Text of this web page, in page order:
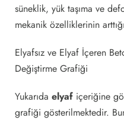
süneklik, yük taşıma ve
mekanik özelliklerinin
Elyafsız ve Elyaf İçeren
Değiştirme Grafiği
Yukarıdaelyaf içeriğine
grafiği gösterilmektedir.